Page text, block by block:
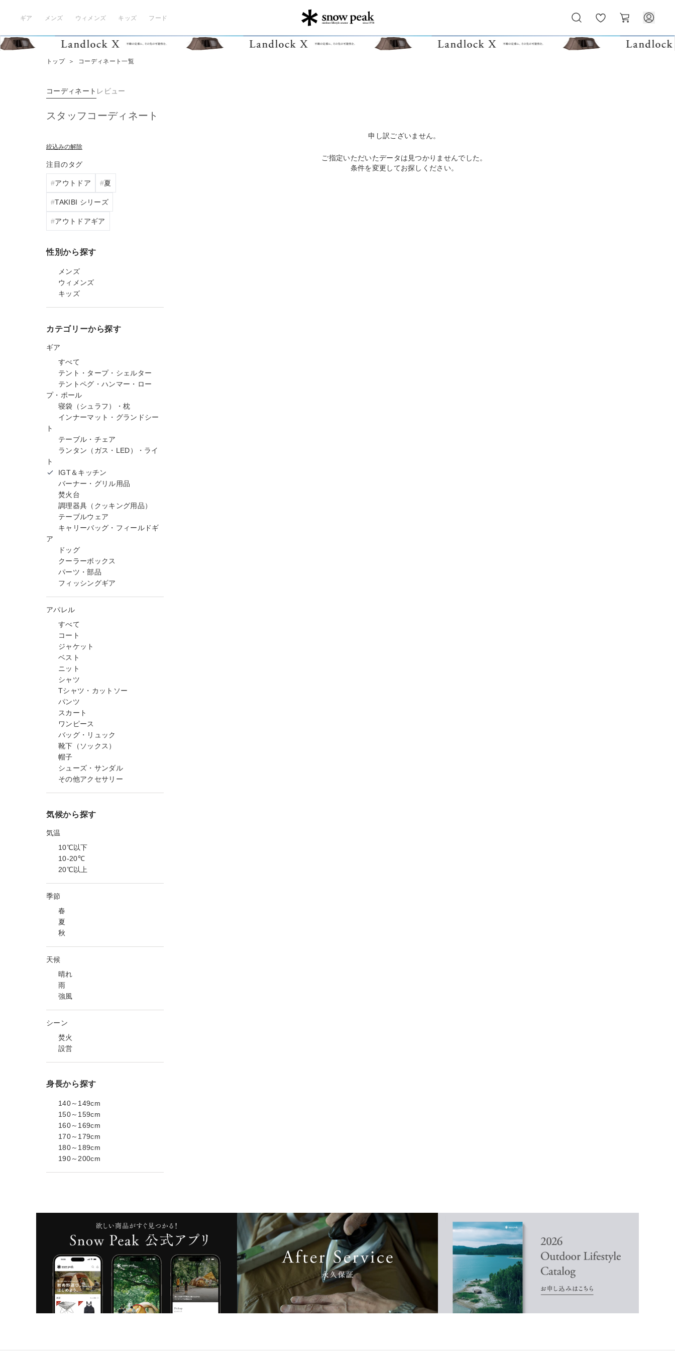
ギア メンズ ウィメンズ キッズ フード
気
に
ー
ト
トップ ＞ コーディネート一覧
コーディネート レビュー
スタッフコーディネート
絞込みの解除
注目のタグ
アウトドア 夏
TAKIBI シリーズ
アウトドアギア
性別から探す
メンズ
ウィメンズ
キッズ
カテゴリーから探す
ギア
すべて
テント・タープ・シェルター
テントペグ・ハンマー・ロー
プ・ポール
寝袋（シュラフ）・枕
インナーマット・グランドシー
ト
テーブル・チェア
ランタン（ガス・LED）・ライ
ト
IGT＆キッチン
バーナー・グリル用品
焚火台
調理器具（クッキング用品）
テーブルウェア
キャリーバッグ・フィールドギ
ア
ドッグ
クーラーボックス
パーツ・部品
フィッシングギア
アパレル
すべて
コート
ジャケット
ベスト
ニット
シャツ
Tシャツ・カットソー
パンツ
スカート
ワンピース
バッグ・リュック
靴下（ソックス）
帽子
シューズ・サンダル
その他アクセサリー
気候から探す
気温
10℃以下
10-20℃
20℃以上
季節
春
夏
秋
天候
晴れ
雨
強風
シーン
焚火
設営
身長から探す
140～149cm
150～159cm
160～169cm
170～179cm
180～189cm
190～200cm
申し訳ございません。
ご指定いただいたデータは見つかりませんでした。
条件を変更してお探しください。